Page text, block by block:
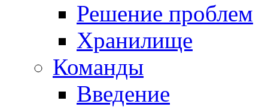
Решение проблем
Хранилище
Команды
Введение